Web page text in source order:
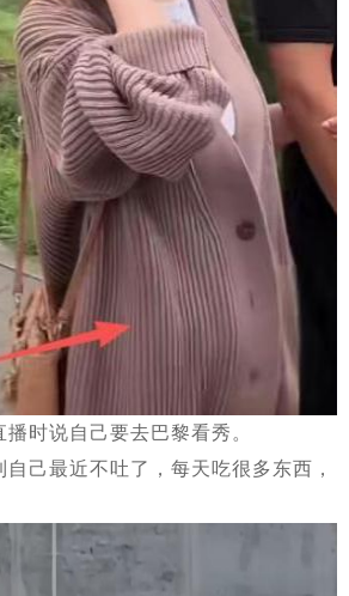
时说自己要去巴黎看秀。
己最近不吐了，每天吃很多东西，